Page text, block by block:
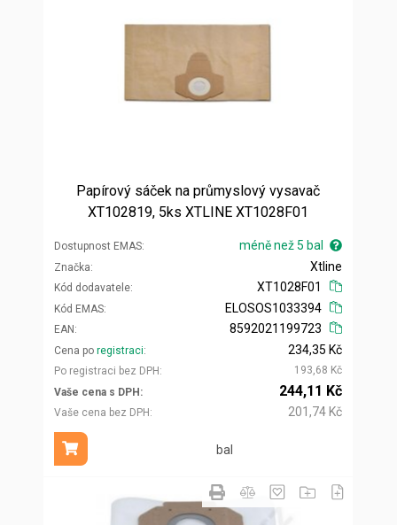
Papírový sáček na průmyslový vysavač
XT102819, 5ks XTLINE XT1028F01
Dostupnost EMAS méně než 5 bal
Značka
Kód dodavatele
Xtline
XT1028F01
Kód EMAS
EAN
ELOSOS1033394
8592021199723
Cena po registraci
Po registraci bez DPH
234,35 Kč
193,68 Kč
Vaše cena s DPH
Vaše cena bez DPH
244,11 Kč
201,74 Kč
bal
Přidat do košíku